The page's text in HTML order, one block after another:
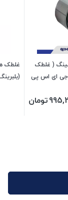
( غلطک
تومان
غلطک